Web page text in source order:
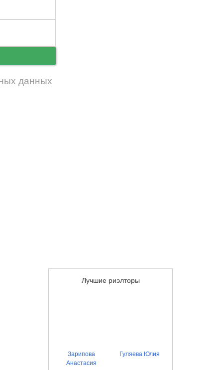
данных
Лучшие риэлторы
Зарипова
Анастасия
Гуляева Юлия